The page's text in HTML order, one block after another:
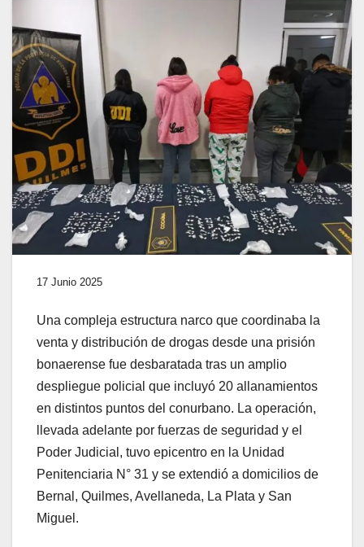
17 Junio 2025
Una compleja estructura narco que coordinaba la
venta y distribución de drogas desde una prisión
bonaerense fue desbaratada tras un amplio
despliegue policial que incluyó 20 allanamientos
en distintos puntos del conurbano. La operación,
llevada adelante por fuerzas de seguridad y el
Poder Judicial, tuvo epicentro en la Unidad
Penitenciaria N° 31 y se extendió a domicilios de
Bernal, Quilmes, Avellaneda, La Plata y San
Miguel.